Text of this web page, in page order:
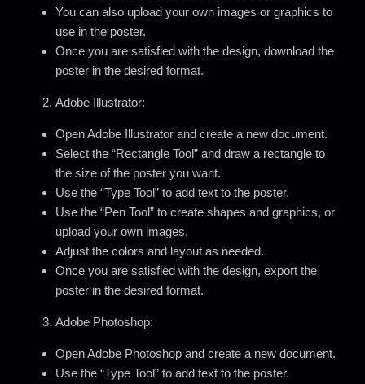
You can also upload your own images or graphics to
use in the poster.
Once you are satisfied with the design, download the
poster in the desired format.
Adobe Illustrator:
Open Adobe Illustrator and create a new document.
Select the “Rectangle Tool” and draw a rectangle to
the size of the poster you want.
Use the “Type Tool” to add text to the poster.
Use the “Pen Tool” to create shapes and graphics, or
upload your own images.
Adjust the colors and layout as needed.
Once you are satisfied with the design, export the
poster in the desired format.
Adobe Photoshop:
Open Adobe Photoshop and create a new document.
Use the “Type Tool” to add text to the poster.